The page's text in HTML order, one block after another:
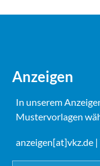
Anzeigen
In unserem
Mustervorlagen
anzeigen[at]vkz.de |